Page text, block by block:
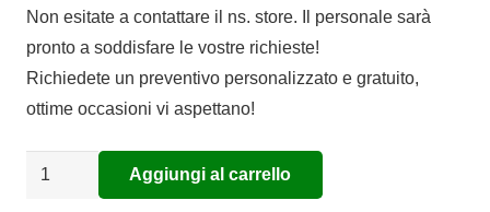
originale
era:
€225,00.
attuale
è:
€184,50.
Non esitate a contattare il ns. store. Il personale sarà
pronto a soddisfare le vostre richieste!
Richiedete un preventivo personalizzato e gratuito,
ottime occasioni vi aspettano!
Sospensione
Aggiungi al carrello